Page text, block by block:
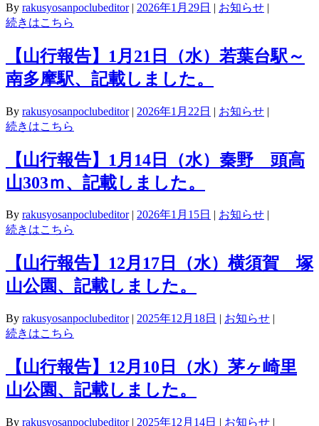
By rakusyosanpoclubeditor| 2026年1月29日 | お知らせ |
続きはこちら
【山行報告】1月21日（水）若葉台駅～
南多摩駅、記載しました。
By rakusyosanpoclubeditor| 2026年1月22日 | お知らせ |
続きはこちら
【山行報告】1月14日（水）秦野 頭高
山303ｍ、記載しました。
By rakusyosanpoclubeditor| 2026年1月15日 お知らせ
続きはこちら
【山行報告】12月17日（水）横須賀 塚
山公園、記載しました。
By rakusyosanpoclubeditor| 2025年12月18日 | お知らせ |
続きはこちら
【山行報告】12月10日（水）茅ヶ崎里
山公園、記載しました。
By rakusyosanpoclubeditor| 2025年12月14日 | お知らせ |